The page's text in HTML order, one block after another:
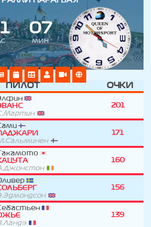
1 07
МИН
ПИЛОТ ОЧКИ
201
171
Такамото
160
156
139